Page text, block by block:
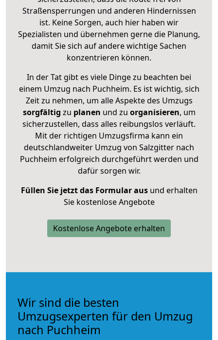
Straßensperrungen und anderen Hindernissen
ist. Keine Sorgen, auch hier haben wir
Spezialisten und übernehmen gerne die Planung,
damit Sie sich auf andere wichtige Sachen
konzentrieren können.
In der Tat gibt es viele Dinge zu beachten bei
einem Umzug nach Puchheim. Es ist wichtig, sich
Zeit zu nehmen, um alle Aspekte des Umzugs
sorgfältig zu planen und zu organisieren, um
sicherzustellen, dass alles reibungslos verläuft.
Mit der richtigen Umzugsfirma kann ein
deutschlandweiter Umzug von Salzgitter nach
Puchheim erfolgreich durchgeführt werden und
dafür sorgen wir.
Füllen Sie jetzt das Formular ausund erhalten
Sie kostenlose Angebote
Kostenlose Angebote erhalten
Wir sind die besten
Umzugsexperten für den Umzug
nach Puchheim